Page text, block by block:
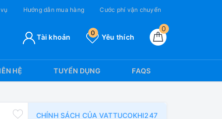
Hướng dẫn mua hàng Cước phí vận chuyển
0
Yêu thích
0
Tài khoản
HỆ TUYỂN DỤNG FAQS
CHÍNH SÁCH CỦA VATTUCOKHI247